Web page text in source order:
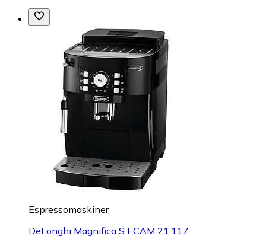
Espressomaskiner
DeLonghi Magnifica S ECAM 21.117